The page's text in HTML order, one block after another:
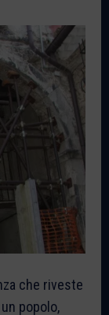
che riveste
popolo,